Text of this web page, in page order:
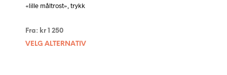
«lille måltrost», trykk
Fra: kr 1 250
VELG ALTERNATIV